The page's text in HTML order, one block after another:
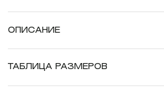
ОПИСАНИЕ
ТАБЛИЦА РАЗМЕРОВ